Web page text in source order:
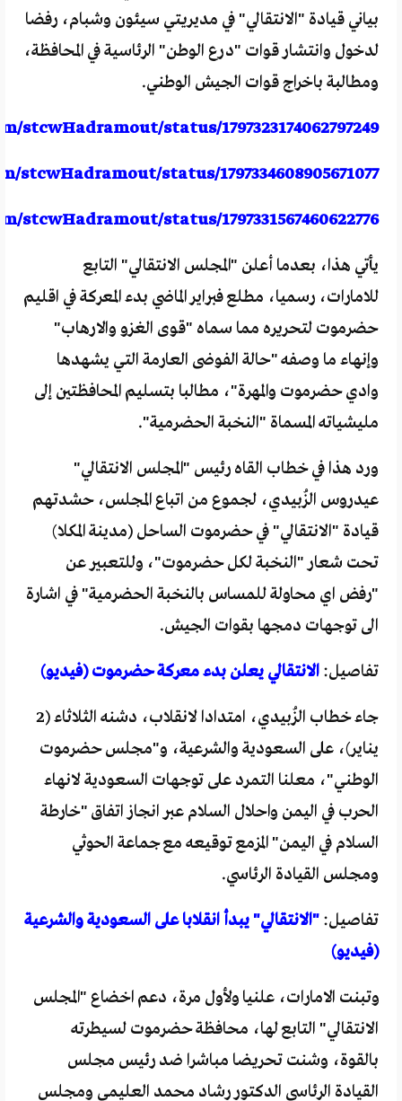
بياني قيادة "الانتقالي" في مديريتي سيئون وشبام، رفضا
لدخول وانتشار قوات "درع الوطن" الرئاسية في المحافظة،
ومطالبة باخراج قوات الجيش الوطني.
stcwHadramout/status/1797323174062797249
stcwHadramout/status/1797334608905671077
stcwHadramout/status/1797331567460622776
يأتي هذا، بعدما أعلن "المجلس الانتقالي" التابع
للامارات، رسميا، مطلع فبراير الماضي بدء المعركة في اقليم
حضرموت لتحريره مما سماه "قوى الغزو والارهاب"
وإنهاء ما وصفه "حالة الفوضى العارمة التي يشهدها
وادي حضرموت والمهرة"، مطالبا بتسليم المحافظتين إلى
مليشياته المسماة "النخبة الحضرمية".
ورد هذا في خطاب القاه رئيس "المجلس الانتقالي"
عيدروس الزُبيدي، لجموع من اتباع المجلس، حشدتهم
قيادة "الانتقالي" في حضرموت الساحل (مدينة المكلا)
تحت شعار "النخبة لكل حضرموت"، وللتعبير عن
"رفض اي محاولة للمساس بالنخبة الحضرمية" في اشارة
الى توجهات دمجها بقوات الجيش.
تفاصيل: الانتقالي يعلن بدء معركة حضرموت (فيديو)
جاء خطاب الزُبيدي، امتدادا لانقلاب، دشنه الثلاثاء (2
يناير)، على السعودية والشرعية، و"مجلس حضرموت
الوطني"، معلنا التمرد على توجهات السعودية لانهاء
الحرب في اليمن واحلال السلام عبر انجاز اتفاق "خارطة
السلام في اليمن" المزمع توقيعه مع جماعة الحوثي
ومجلس القيادة الرئاسي.
تفاصيل: "الانتقالي" يبدأ انقلابا على السعودية والشرعية
(فيديو)
وتبنت الامارات، علنيا ولأول مرة، دعم اخضاع "المجلس
الانتقالي" التابع لها، محافظة حضرموت لسيطرته
بالقوة، وشنت تحريضا مباشرا ضد رئيس مجلس
القيادة الرئاسي الدكتور رشاد محمد العليمي ومجلس